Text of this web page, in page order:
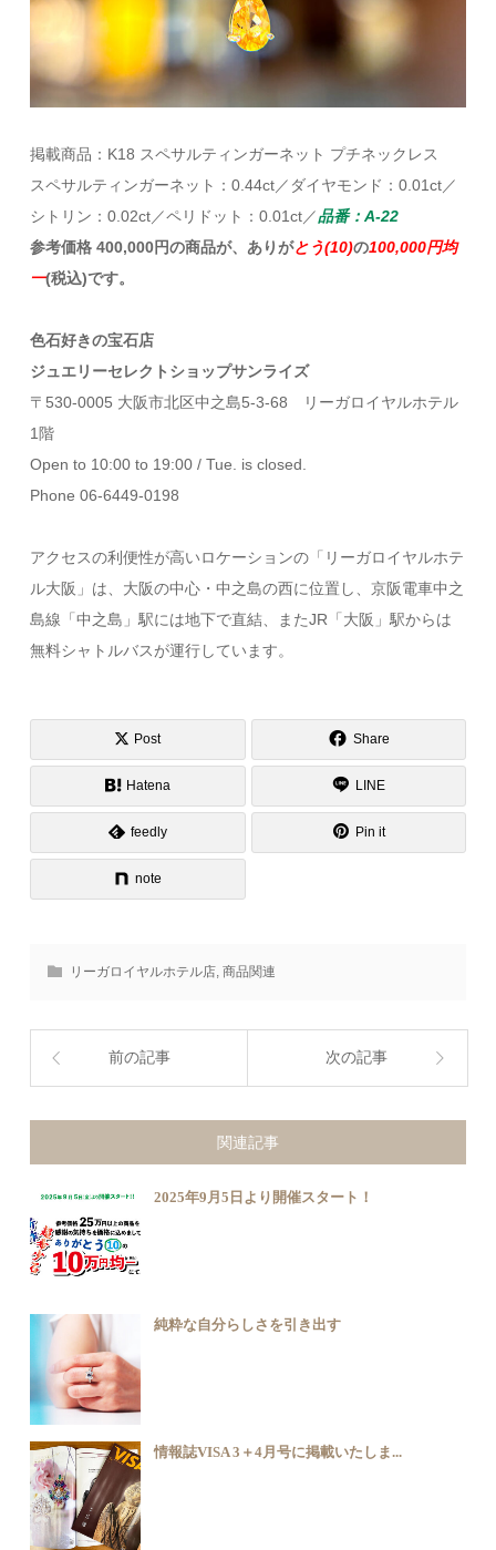
掲載商品：K18 スペサルティンガーネット プチネックレス
スペサルティンガーネット：0.44ct／ダイヤモンド：0.01ct／
シトリン：0.02ct／ペリドット：0.01ct／品番：A-22
参考価格 400,000円の商品が、ありがとう(10)の100,000円均
一(税込)です。
色石好きの宝石店
ジュエリーセレクトショップサンライズ
〒530-0005 大阪市北区中之島5-3-68 リーガロイヤルホテル
1階
Open to 10:00 to 19:00 / Tue. is closed.
Phone 06-6449-0198
アクセスの利便性が高いロケーションの「リーガロイヤルホテ
ル大阪」は、大阪の中心・中之島の西に位置し、京阪電車中之
島線「中之島」駅には地下で直結、またJR「大阪」駅からは
無料シャトルバスが運行しています。
Post Share
Hatena LINE
feedly Pin it
note
リーガロイヤルホテル店 ,商品関連
前の記事 次の記事
関連記事
2025年9月5日より開催スタート！
純粋な自分らしさを引き出す
情報誌VISA 3＋4月号に掲載いたしま...